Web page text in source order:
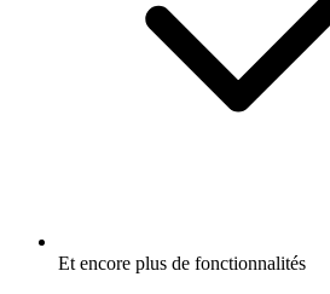
Et encore plus de fonctionnalités